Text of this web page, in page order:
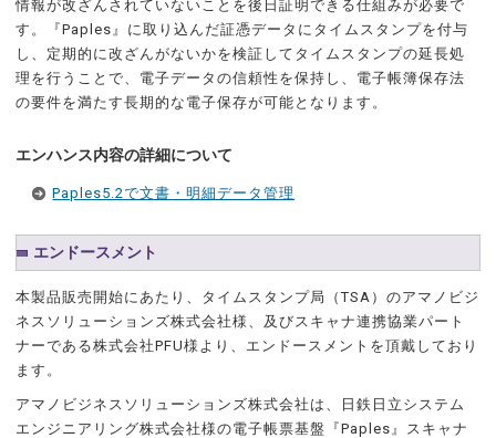
情報が改ざんされていないことを後日証明できる仕組みが必要で
す。『Paples』に取り込んだ証憑データにタイムスタンプを付与
し、定期的に改ざんがないかを検証してタイムスタンプの延長処
理を行うことで、電子データの信頼性を保持し、電子帳簿保存法
の要件を満たす長期的な電子保存が可能となります。
エンハンス内容の詳細について
Paples5.2で文書・明細データ管理
エンドースメント
本製品販売開始にあたり、タイムスタンプ局（TSA）のアマノビジ
ネスソリューションズ株式会社様、及びスキャナ連携協業パート
ナーである株式会社PFU様より、エンドースメントを頂戴しており
ます。
アマノビジネスソリューションズ株式会社は、日鉄日立システム
エンジニアリング株式会社様の電子帳票基盤『Paples』スキャナ